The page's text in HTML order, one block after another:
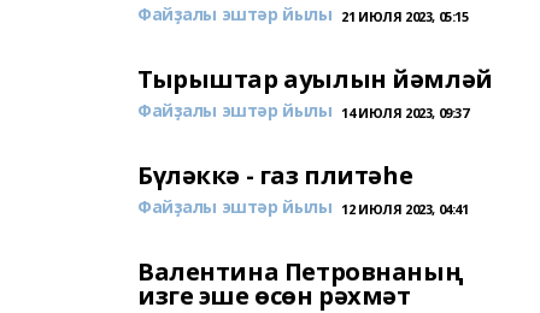
Файҙалы эштәр йылы 21 ИЮЛЯ 2023, 05:15
Тырыштар ауылын йәмләй
Файҙалы эштәр йылы 14 ИЮЛЯ 2023, 09:37
Бүләккә - газ плитәһе
Файҙалы эштәр йылы 12 ИЮЛЯ 2023, 04:41
Валентина Петровнаның
изге эше өсөн рәхмәт